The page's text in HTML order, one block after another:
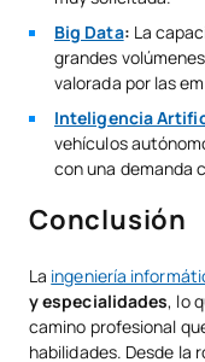
Big Data: La
grandes
valorada por las
Inteligencia
vehículos
con una demanda
Conclusión
La ingeniería
y especialidades, lo
camino profesional
habilidades. Desde la